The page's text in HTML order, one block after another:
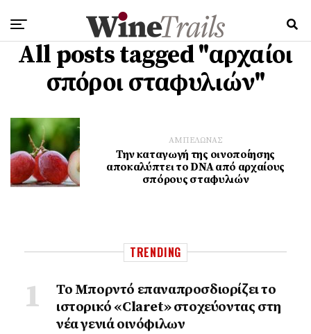
All posts tagged "αρχαίοι
σπόροι σταφυλιών"
ΑΜΠΕΛΩΝΑΣ
Την καταγωγή της οινοποίησης
αποκαλύπτει το DNA από αρχαίους
σπόρους σταφυλιών
TRENDING
Το Μπορντό επαναπροσδιορίζει το
ιστορικό «Claret» στοχεύοντας στη
νέα γενιά οινόφιλων